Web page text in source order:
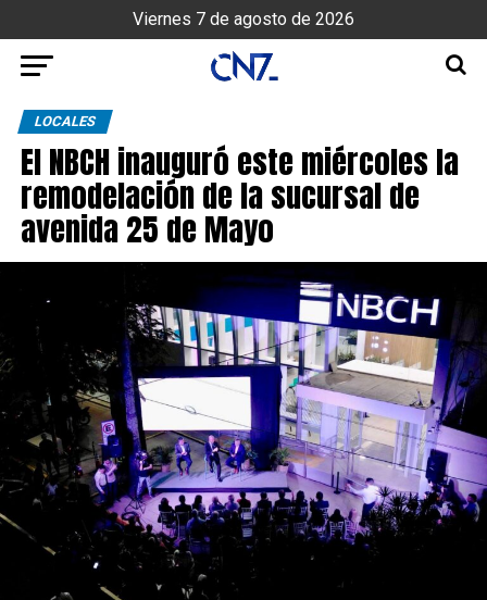
Viernes 7 de agosto de 2026
LOCALES
El NBCH inauguró este miércoles la
remodelación de la sucursal de
avenida 25 de Mayo